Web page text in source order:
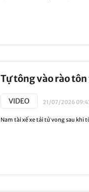
Tự tông vào rào
VIDEO 21/07/2026
Nam tài xế xe tải tử vong sau khi